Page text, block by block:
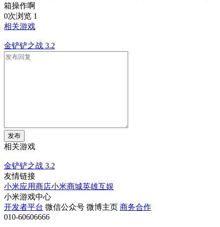
箱操作啊
0次浏览 1
相关游戏
金铲铲之战 3.2
发布
相关游戏
金铲铲之战 3.2
友情链接
小米应用商店小米商城英雄互娱
小米游戏中心
开发者平台 微信公众号 微博主页 商务合作
010-60606666